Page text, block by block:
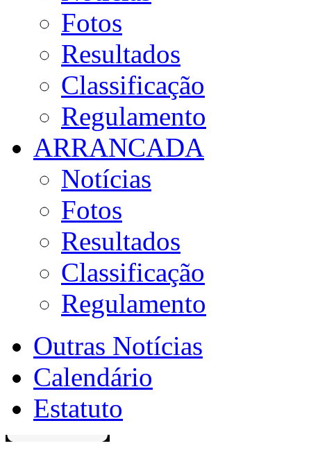
Fotos
Resultados
Classificação
Regulamento
ARRANCADA
Notícias
Fotos
Resultados
Classificação
Regulamento
Outras Notícias
Calendário
Estatuto